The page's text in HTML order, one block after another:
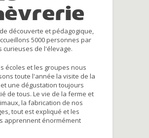
découverte et pédagogique,
5000 personnes par
curieuses de l'élevage.
écoles et les groupes nous
toute l'année la visite de la
une dégustation toujours
de tous. Le vie de la ferme et
la fabrication de nos
tout est expliqué et les
apprennent énormément